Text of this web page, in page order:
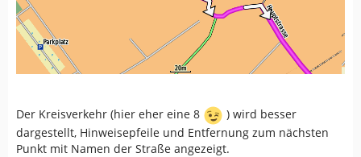
Der Kreisverkehr (hier eher eine 8
) wird besser
dargestellt, Hinweisepfeile und Entfernung zum nächsten
Punkt mit Namen der Straße angezeigt.